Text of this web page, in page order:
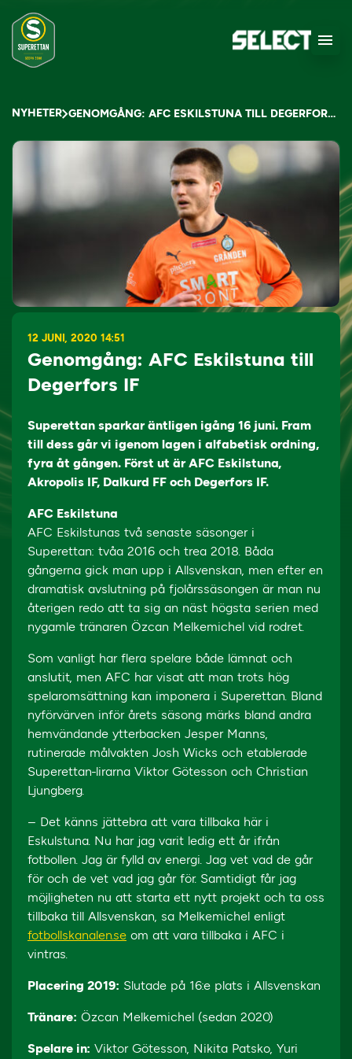
NYHETER GENOMGÅNG: AFC ESKILSTUNA TILL DEGERFORS IF
12 JUNI, 2020 14:51
Genomgång: AFC Eskilstuna till
Degerfors IF
Superettan sparkar äntligen igång 16 juni. Fram
till dess går vi igenom lagen i alfabetisk ordning,
fyra åt gången. Först ut är AFC Eskilstuna,
Akropolis IF, Dalkurd FF och Degerfors IF.
AFC Eskilstuna
AFC Eskilstunas två senaste säsonger i
Superettan: tvåa 2016 och trea 2018. Båda
gångerna gick man upp i Allsvenskan, men efter en
dramatisk avslutning på fjolårssäsongen är man nu
återigen redo att ta sig an näst högsta serien med
nygamle tränaren Özcan Melkemichel vid rodret.
Som vanligt har flera spelare både lämnat och
anslutit, men AFC har visat att man trots hög
spelaromsättning kan imponera i Superettan. Bland
nyförvärven inför årets säsong märks bland andra
hemvändande ytterbacken Jesper Manns,
rutinerade målvakten Josh Wicks och etablerade
Superettan-lirarna Viktor Götesson och Christian
Ljungberg.
– Det känns jättebra att vara tillbaka här i
Eskulstuna. Nu har jag varit ledig ett år ifrån
fotbollen. Jag är fylld av energi. Jag vet vad de går
för och de vet vad jag går för. Samtidigt får jag
möjligheten nu att starta ett nytt projekt och ta oss
tillbaka till Allsvenskan, sa Melkemichel enligt
fotbollskanalen.se om att vara tillbaka i AFC i
vintras.
Placering 2019: Slutade på 16:e plats i Allsvenskan
Tränare: Özcan Melkemichel (sedan 2020)
Spelare in: Viktor Götesson, Nikita Patsko, Yuri